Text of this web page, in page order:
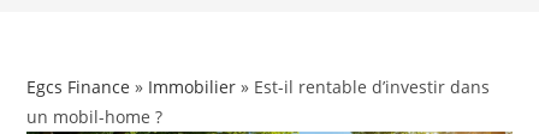
Egcs Finance » Immobilier » Est-il rentable d’investir dans
un mobil-home ?